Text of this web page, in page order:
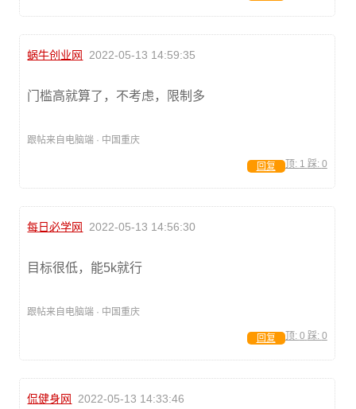
蜗牛创业网 2022-05-13 14:59:35
门槛高就算了，不考虑，限制多
跟帖来自电脑端 · 中国重庆
顶: 1 踩: 0
回复
每日必学网 2022-05-13 14:56:30
目标很低，能5k就行
跟帖来自电脑端 · 中国重庆
顶: 0 踩: 0
回复
侃健身网 2022-05-13 14:33:46